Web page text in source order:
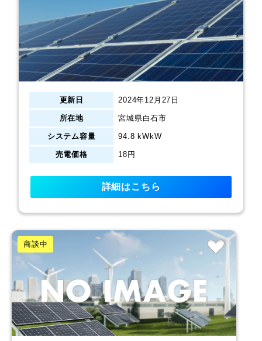
更新日 2024年12月27日
所在地 宮城県白石市
システム容量 94.8 kWkW
売電価格 18円
詳細はこちら
商談中